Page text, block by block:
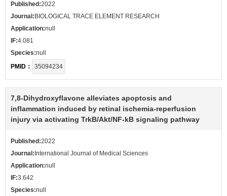
Published:2022
Journal: BIOLOGICAL TRACE ELEMENT RESEARCH
Application:null
IF:4.081
Species:null
PMID：
35094234
7,8-Dihydroxyflavone alleviates apoptosis and
inflammation induced by retinal ischemia-reperfusion
injury via activating TrkB/Akt/NF-kB signaling pathway
Published:2022
Journal: International Journal of Medical Sciences
Application:null
IF:3.642
Species:null